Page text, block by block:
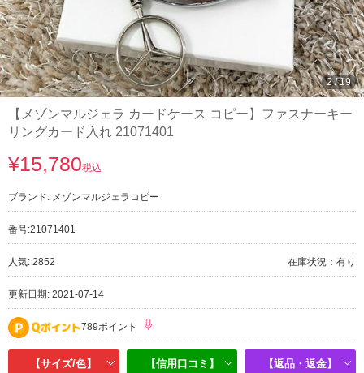
3/19
【メゾンマルジェラ カードケース コピー】ファスナーキー
リングカード入れ 21071401
¥15,780税込
ブランド: メゾンマルジェラコピー
番号:21071401
人気: 2852 在庫状況：有り
更新日期: 2021-07-14
789ポイント
【サイズ/色】 【信用口コミ】 【返品・返金】